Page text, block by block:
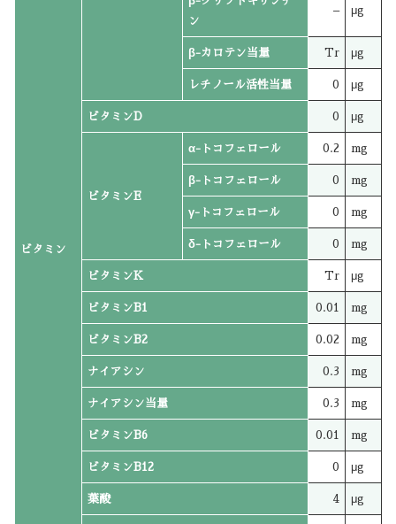
ビタミン
ン
– μg
β-カロテン当量 Tr μg
レチノール活性当量 0 μg
ビタミンD 0 μg
ビタミンE
α-トコフェロール 0.2 mg
β-トコフェロール 0 mg
γ-トコフェロール 0 mg
δ-トコフェロール 0 mg
ビタミンK Tr μg
ビタミンB1 0.01 mg
ビタミンB2 0.02 mg
ナイアシン 0.3 mg
ナイアシン当量 0.3 mg
ビタミンB6 0.01 mg
ビタミンB12 0 μg
葉酸 4 μg